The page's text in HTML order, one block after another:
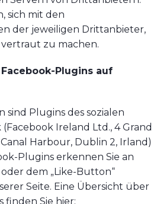
sich mit den
der jeweiligen Drittanbieter,
zu machen.
Plugins auf
sind Plugins des sozialen
Ireland Ltd., 4 Grand
Harbour, Dublin 2, Irland)
Plugins erkennen Sie an
dem „Like-Button“
Seite. Eine Übersicht über
finden Sie hier: